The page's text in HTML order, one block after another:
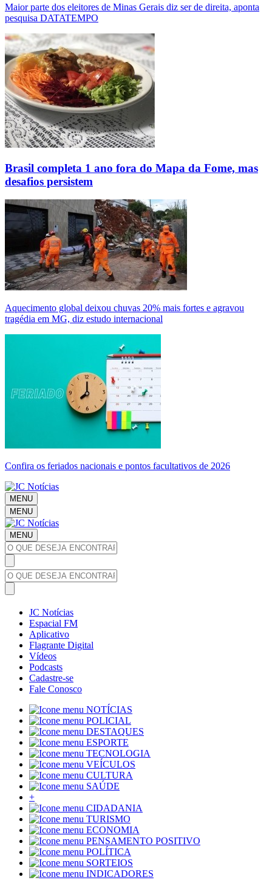
Maior parte dos eleitores de Minas Gerais diz ser de direita, aponta
pesquisa DATATEMPO
Brasil completa 1 ano fora do Mapa da Fome, mas
desafios persistem
Aquecimento global deixou chuvas 20% mais fortes e agravou
tragédia em MG, diz estudo internacional
Confira os feriados nacionais e pontos facultativos de 2026
MENU
MENU
MENU
JC Notícias
Espacial FM
Aplicativo
Flagrante Digital
Vídeos
Podcasts
Cadastre-se
Fale Conosco
NOTÍCIAS
POLICIAL
DESTAQUES
ESPORTE
TECNOLOGIA
VEÍCULOS
CULTURA
SAÚDE
+
CIDADANIA
TURISMO
ECONOMIA
PENSAMENTO POSITIVO
POLÍTICA
SORTEIOS
INDICADORES